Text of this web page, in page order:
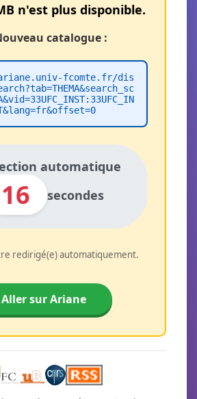
n'est plus disponible.
catalogue :
fcomte.fr/dis
automatique
16 secondes
redirigé(e) automatiquement.
Aller sur Ariane